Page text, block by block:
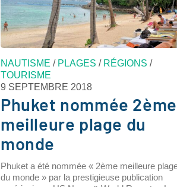
NAUTISME / PLAGES / RÉGIONS /
TOURISME
9 SEPTEMBRE 2018
Phuket nommée 2ème
meilleure plage du
monde
Phuket a été nommée « 2ème meilleure
du monde » par la prestigieuse publication